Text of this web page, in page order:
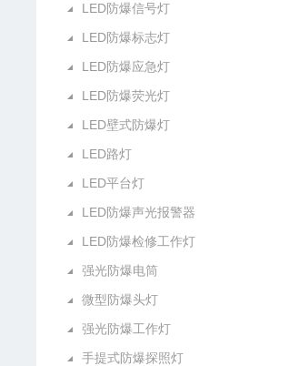
LED防爆信号灯
LED防爆标志灯
LED防爆应急灯
LED防爆荧光灯
LED壁式防爆灯
LED路灯
LED平台灯
LED防爆声光报警器
LED防爆检修工作灯
强光防爆电筒
微型防爆头灯
强光防爆工作灯
手提式防爆探照灯